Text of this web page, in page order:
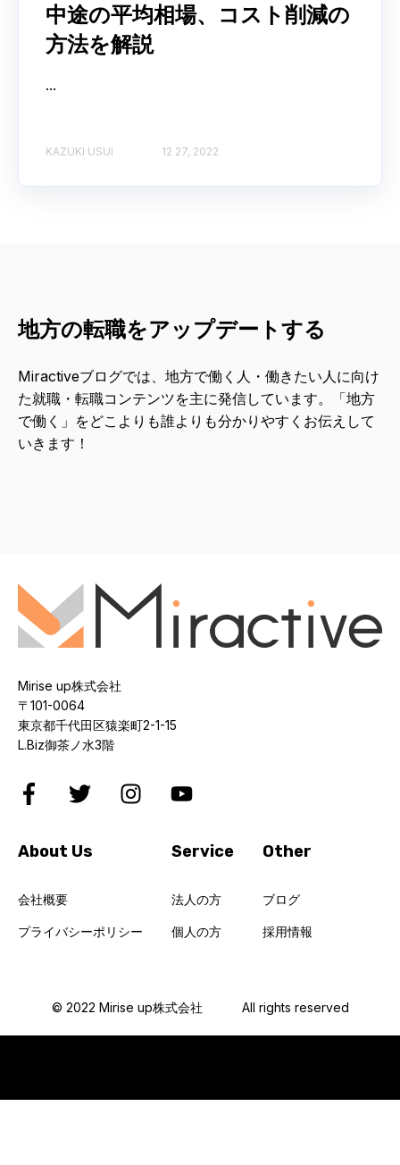
中途の平均相場、コスト削減の
方法を解説
...
KAZUKI USUI 12 27, 2022
地方の転職をアップデートする
Miractiveブログでは、地方で働く人・働きたい人に向け
た就職・転職コンテンツを主に発信しています。「地方
で働く」をどこよりも誰よりも分かりやすくお伝えして
いきます！
Mirise up株式会社
〒101-0064
東京都千代田区猿楽町2-1-15
L.Biz御茶ノ水3階
About Us
会社概要
プライバシーポリシー
Service
法人の方
個人の方
Other
ブログ
採用情報
© 2022 Mirise up株式会社 All rights reserved